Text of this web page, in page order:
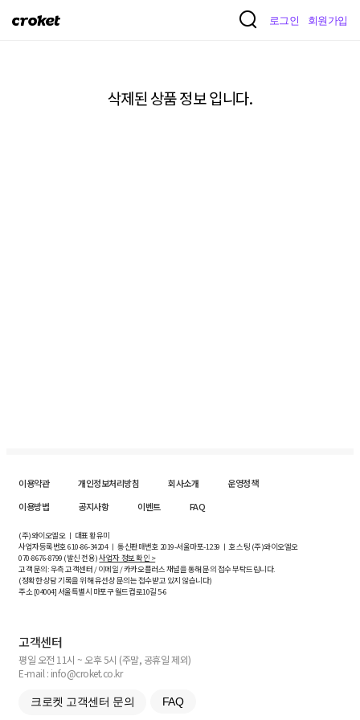
크
로그인 회원가입
삭제된 상품 정보 입니다.
이용약관 개인정보처리방침 회사소개
운영정책
이용방법
공지사항 이벤트 FAQ
(주)와이오엘오 ㅣ 대표 황유미
사업자등록번호610-86-34204ㅣ 통신판매번호 2019-서울마포-1239 ㅣ 호스팅 (주)와이오엘오
070-8676-8799 (발신 전용)사업자 정보 확인 >
고객 문의: 우측 고객센터 / 이메일 / 카카오플러스 채널을 통해 문의 접수 부탁드립니다.
(정확한 상담 기록을 위해 유선상 문의는 접수받고 있지 않습니다)
주소 [04004] 서울특별시 마포구 월드컵로10길5-6
고객센터
평일 오전 11시 ~ 오후 5시 (주말, 공휴일 제외)
E-mail : info@croket.co.kr
크로켓 고객센터 문의 FAQ